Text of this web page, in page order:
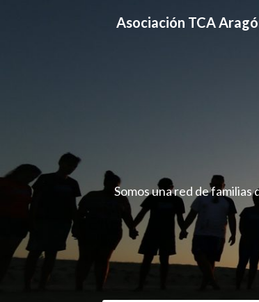
Asociación TCA
Somos una red de